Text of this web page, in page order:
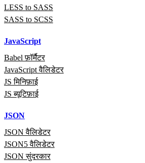
LESS to SASS
SASS to SCSS
JavaScript
Babel फ़ॉर्मैटर
JavaScript वैलिडेटर
JS मिनिफ़ाई
JS ब्यूटिफ़ाई
JSON
JSON वैलिडेटर
JSON5 वैलिडेटर
JSON सुंदरकार